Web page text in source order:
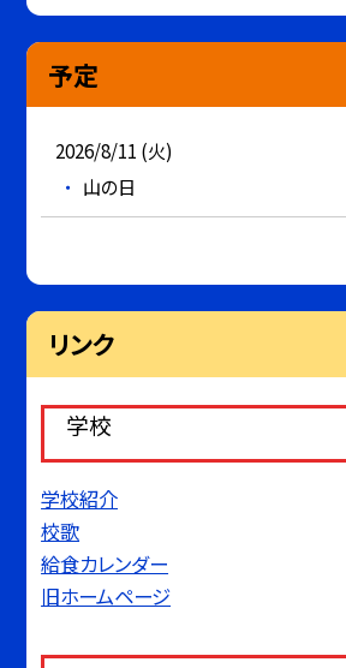
予定
2026/8/11 (火)
山の日
リンク
学校
学校紹介
校歌
給食カレンダー
旧ホームページ